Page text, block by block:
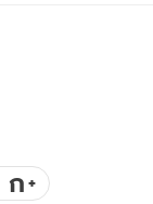
ดูทีวี
ก+